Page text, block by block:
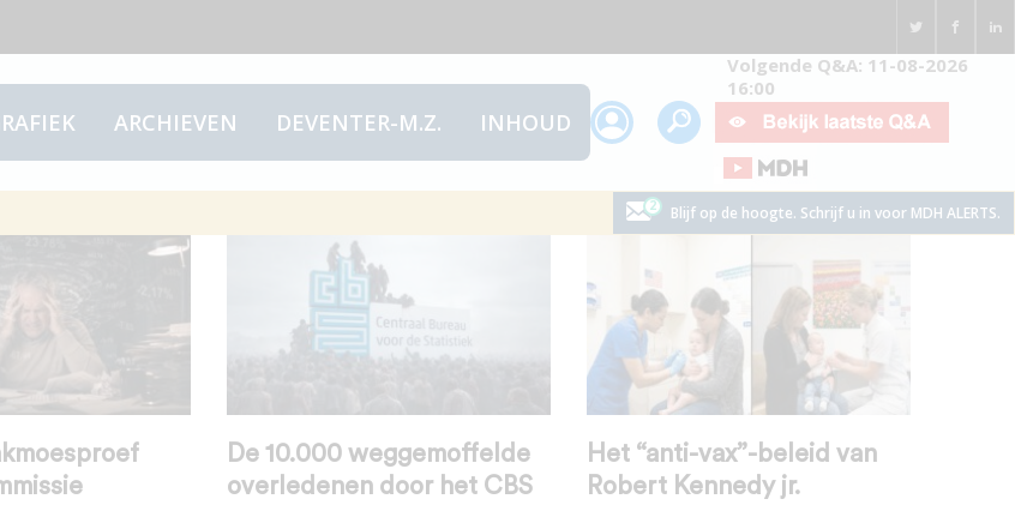
ARCHIEVEN DEVENTER-M.Z. INHOUD
Volgende Q&A: 11-08-2026
16:00
Blijf op de hoogte. Schrijf u in voor MDH ALERTS.
De 10.000 weggemoffelde
overledenen door het CBS
Het “anti-vax”-beleid van
Robert Kennedy jr.